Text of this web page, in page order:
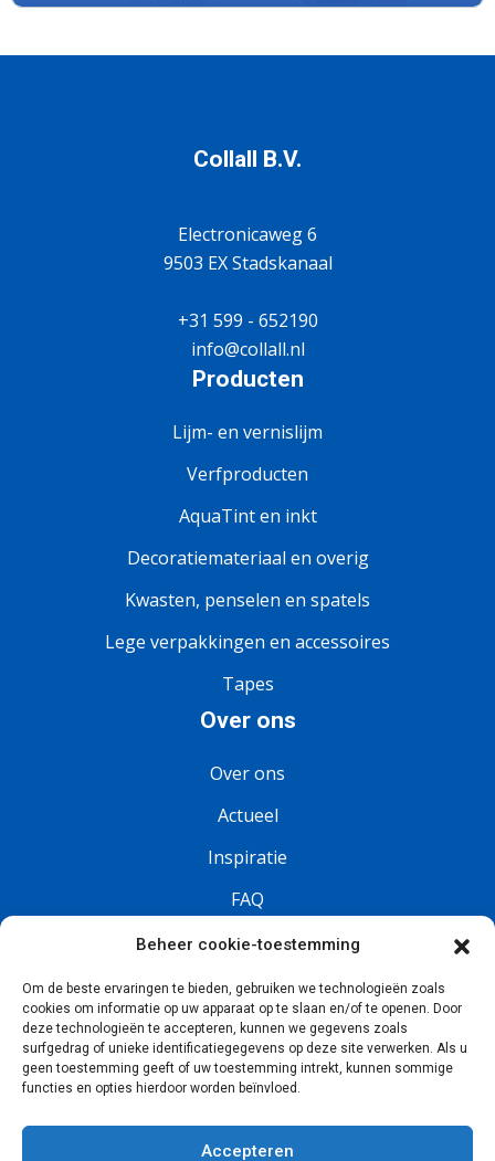
Beheer cookie-toestemming
Om de beste ervaringen te bieden, gebruiken we technologieën zoals
cookies om informatie op uw apparaat op te slaan en/of te openen. Door
deze technologieën te accepteren, kunnen we gegevens zoals
surfgedrag of unieke identificatiegegevens op deze site verwerken. Als u
geen toestemming geeft of uw toestemming intrekt, kunnen sommige
functies en opties hierdoor worden beïnvloed.
Accepteren
Collall B.V.
Electronicaweg 6
9503 EX Stadskanaal
+31 599 - 652190
info@collall.nl
Producten
Lijm- en vernislijm
Verfproducten
AquaTint en inkt
Decoratiemateriaal en overig
Kwasten, penselen en spatels
Lege verpakkingen en accessoires
Tapes
Over ons
Over ons
Actueel
Inspiratie
FAQ
Vacatures
Volg ons